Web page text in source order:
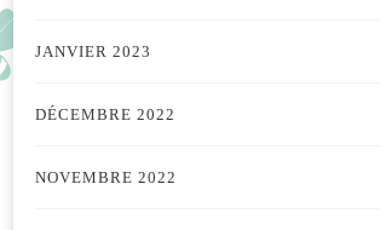
JANVIER 2023
DÉCEMBRE 2022
NOVEMBRE 2022